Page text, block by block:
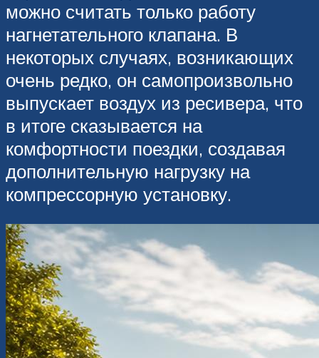
можно считать только работу
нагнетательного клапана. В
некоторых случаях, возникающих
очень редко, он самопроизвольно
выпускает воздух из ресивера, что
в итоге сказывается на
комфортности поездки, создавая
дополнительную нагрузку на
компрессорную установку.